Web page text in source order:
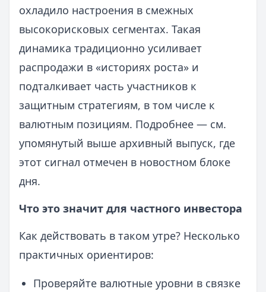
охладило настроения в смежных
высокорисковых сегментах. Такая
динамика традиционно усиливает
распродажи в «историях роста» и
подталкивает часть участников к
защитным стратегиям, в том числе к
валютным позициям. Подробнее — см.
упомянутый выше архивный выпуск, где
этот сигнал отмечен в новостном блоке
дня.
Что это значит для частного инвестора
Как действовать в таком утре? Несколько
практичных ориентиров:
Проверяйте валютные уровни в связке